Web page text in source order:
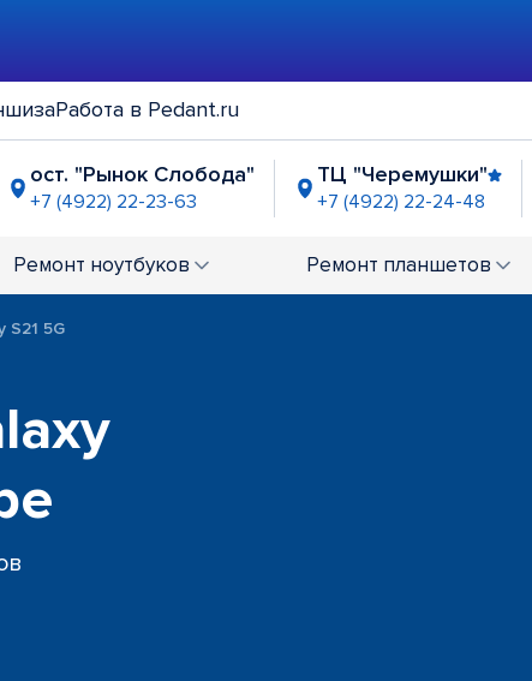
Работа в Pedant.ru
ост. "Рынок Слобода"
+7 (4922) 22-23-63
ТЦ "Черемушки"
+7 (4922) 22-24-48
Ремонт ноутбуков Ремонт планшетов
S21 5G